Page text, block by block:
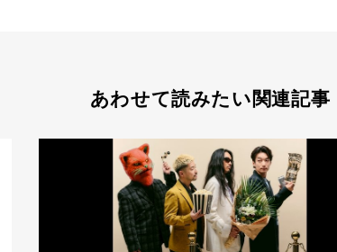
あわせて読みたい関連記事